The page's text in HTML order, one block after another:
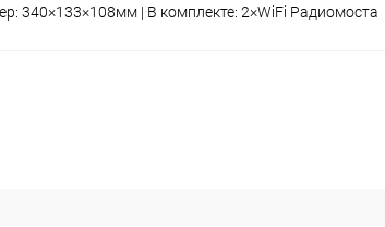
340×133×108мм | В комплекте: 2×WiFi Радиомоста